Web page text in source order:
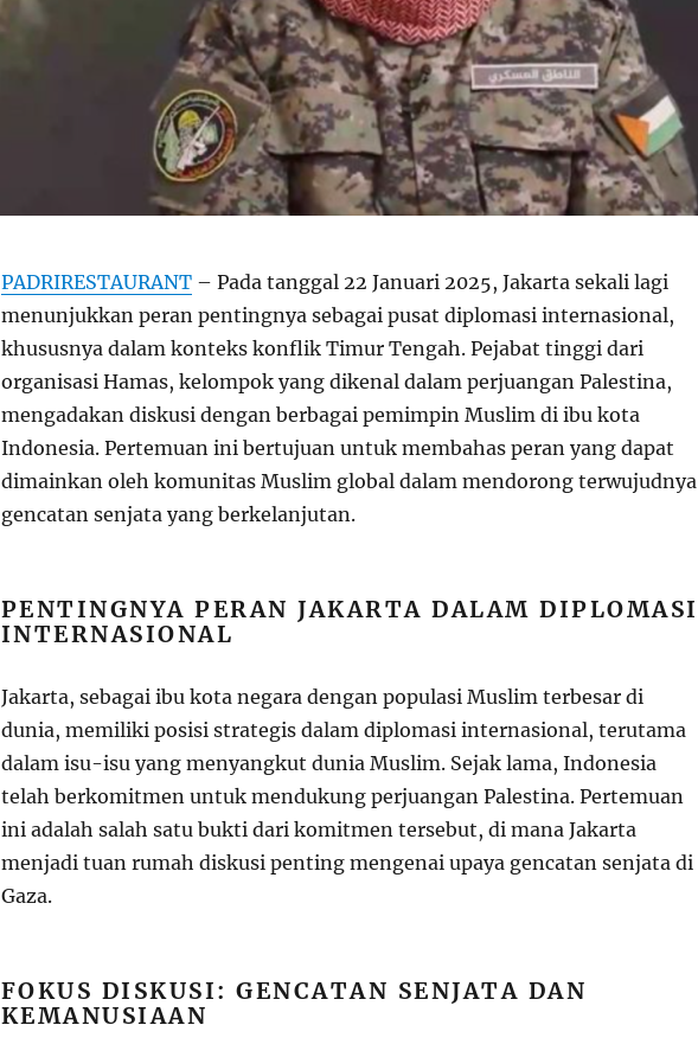
PADRIRESTAURANT– Pada tanggal 22 Januari 2025, Jakarta sekali lagi
menunjukkan peran pentingnya sebagai pusat diplomasi internasional,
khususnya dalam konteks konflik Timur Tengah. Pejabat tinggi dari
organisasi Hamas, kelompok yang dikenal dalam perjuangan Palestina,
mengadakan diskusi dengan berbagai pemimpin Muslim di ibu kota
Indonesia. Pertemuan ini bertujuan untuk membahas peran yang dapat
dimainkan oleh komunitas Muslim global dalam mendorong terwujudnya
gencatan senjata yang berkelanjutan.
PENTINGNYA PERAN JAKARTA DALAM DIPLOMASI
INTERNASIONAL
Jakarta, sebagai ibu kota negara dengan populasi Muslim terbesar di
dunia, memiliki posisi strategis dalam diplomasi internasional, terutama
dalam isu-isu yang menyangkut dunia Muslim. Sejak lama, Indonesia
telah berkomitmen untuk mendukung perjuangan Palestina. Pertemuan
ini adalah salah satu bukti dari komitmen tersebut, di mana Jakarta
menjadi tuan rumah diskusi penting mengenai upaya gencatan senjata di
Gaza.
FOKUS DISKUSI: GENCATAN SENJATA DAN
KEMANUSIAAN